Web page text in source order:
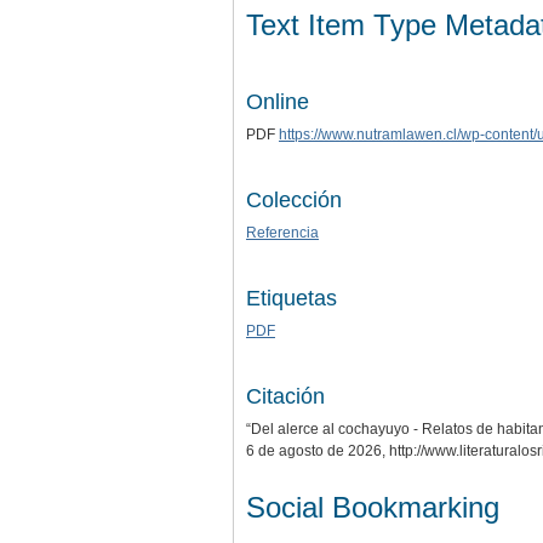
Text Item Type
Online
PDF https://www.nutramlawen.cl/wp-
Colección
Referencia
Etiquetas
PDF
Citación
“Del alerce al cochayuyo - Relatos de
6 de agosto de 2026, http://
Social Bookmarking